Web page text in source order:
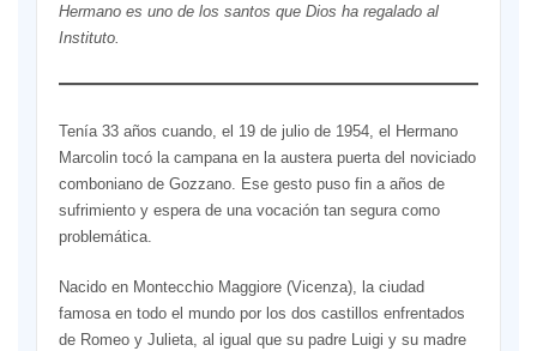
Hermano es uno de los santos que Dios ha regalado al
Instituto.
Tenía 33 años cuando, el 19 de julio de 1954, el Hermano
Marcolin tocó la campana en la austera puerta del noviciado
comboniano de Gozzano. Ese gesto puso fin a años de
sufrimiento y espera de una vocación tan segura como
problemática.
Nacido en Montecchio Maggiore (Vicenza), la ciudad
famosa en todo el mundo por los dos castillos enfrentados
de Romeo y Julieta, al igual que su padre Luigi y su madre